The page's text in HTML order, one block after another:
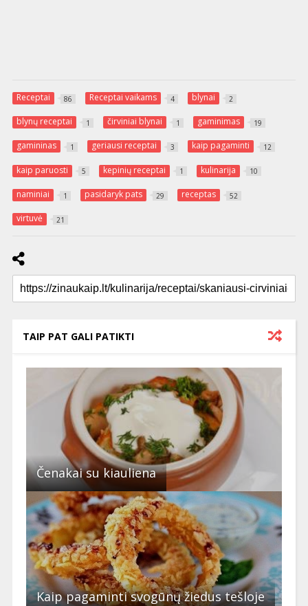
Receptai 86 Receptai vaikams 4 blynai 2
blynų receptai 1 čirviniai blynai 1 gaminimas 19
gamininas 1 geriausi receptai 3 kaip pagaminti 12
kaip paruosti 5 kepinių receptai 1 kulinarija 10
naminiai 1 pasidaryk pats 29 receptas 52
virtuvė 21
TAIP PAT GALI PATIKTI
Čenakai su kiauliena
Kaip pagaminti svogūnų žiedus tešloje